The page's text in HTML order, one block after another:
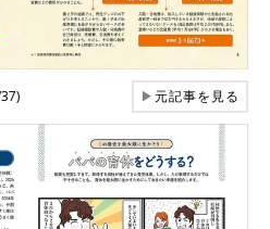
▶元記事を見る